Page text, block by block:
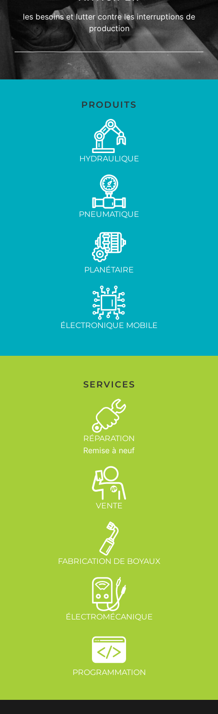
les besoins et lutter contre les interruptions de
production
PRODUITS
HYDRAULIQUE
PNEUMATIQUE
PLANÉTAIRE
ÉLECTRONIQUE MOBILE
SERVICES
RÉPARATION
Remise à neuf
VENTE
FABRICATION DE BOYAUX
ÉLECTROMÉCANIQUE
PROGRAMMATION